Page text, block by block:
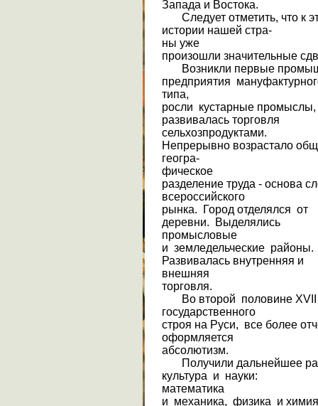
Запада и Востока.
Следует отметить, что к
истории нашей стра-
ны уже
произошли значительные
Возникли первые
предприятия
типа,
росли кустарные
развивалась торговля
сельхозпродуктами.
Непрерывно возрастало
геогра-
фическое
разделение труда - основа
всероссийского
рынка. Город отделялся от
деревни. Выделялись
промысловые
и земледельческие районы.
Развивалась внутренняя и
внешняя
торговля.
Во второй половине XVII
государственного
строя на Руси, все более
оформляется
абсолютизм.
Получили дальнейшее
культура и науки:
математика
и механика, физика и